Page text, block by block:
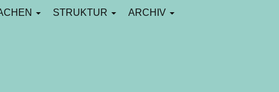
STRUKTUR ARCHIV